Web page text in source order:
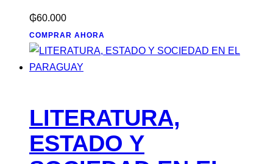
₲60.000
COMPRAR AHORA
LITERATURA,
ESTADO Y